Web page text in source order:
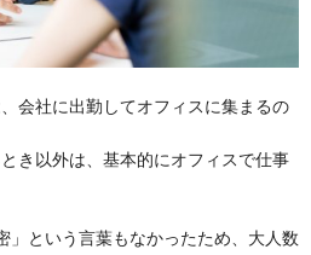
会社に出勤してオフィスに集まるの
き以外は、基本的にオフィスで仕事
」という言葉もなかったため、大人数